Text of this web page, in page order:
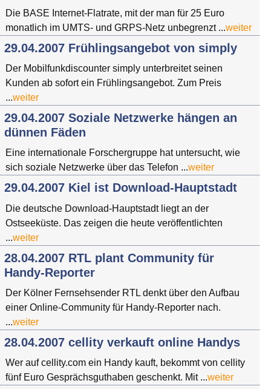
Die BASE Internet-Flatrate, mit der man für 25 Euro
monatlich im UMTS- und GRPS-Netz unbegrenzt ...weiter
29.04.2007 Frühlingsangebot von simply
Der Mobilfunkdiscounter simply unterbreitet seinen
Kunden ab sofort ein Frühlingsangebot. Zum Preis
...weiter
29.04.2007 Soziale Netzwerke hängen an
dünnen Fäden
Eine internationale Forschergruppe hat untersucht, wie
sich soziale Netzwerke über das Telefon ...weiter
29.04.2007 Kiel ist Download-Hauptstadt
Die deutsche Download-Hauptstadt liegt an der
Ostseeküste. Das zeigen die heute veröffentlichten
...weiter
28.04.2007 RTL plant Community für
Handy-Reporter
Der Kölner Fernsehsender RTL denkt über den Aufbau
einer Online-Community für Handy-Reporter nach.
...weiter
28.04.2007 cellity verkauft online Handys
Wer auf cellity.com ein Handy kauft, bekommt von cellity
fünf Euro Gesprächsguthaben geschenkt. Mit ...weiter